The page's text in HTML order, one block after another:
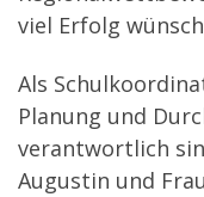
viel Erfolg
Als
Planung und
verantwortlich
Augustin und